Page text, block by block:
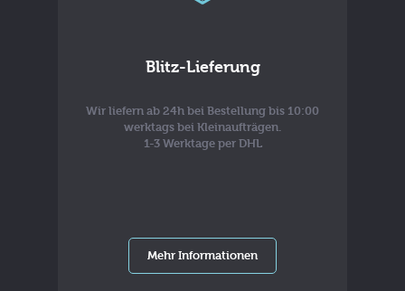
Blitz-Lieferung
Wir liefern ab 24h bei Bestellung bis 10:00
werktags bei Kleinaufträgen.
1-3 Werktage per DHL
Mehr Informationen